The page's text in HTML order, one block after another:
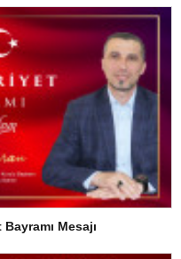
Mesajı